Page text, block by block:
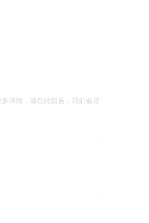
详情，请在此留言，我们会尽